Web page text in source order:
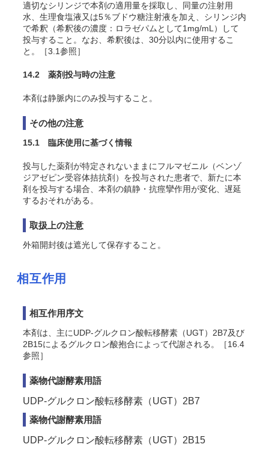
適切なシリンジで本剤の適用量を採取し、同量の注射用
水、生理食塩液又は5％ブドウ糖注射液を加え、シリンジ内
で希釈（希釈後の濃度：ロラゼパムとして1mg/mL）して
投与すること。なお、希釈後は、30分以内に使用するこ
と。［3.1参照］
14.2 薬剤投与時の注意
本剤は静脈内にのみ投与すること。
その他の注意
15.1 臨床使用に基づく情報
投与した薬剤が特定されないままにフルマゼニル（ベンゾ
ジアゼピン受容体拮抗剤）を投与された患者で、新たに本
剤を投与する場合、本剤の鎮静・抗痙攣作用が変化、遅延
するおそれがある。
取扱上の注意
外箱開封後は遮光して保存すること。
相互作用
相互作用序文
本剤は、主にUDP-グルクロン酸転移酵素（UGT）2B7及び
2B15によるグルクロン酸抱合によって代謝される。［16.4
参照］
薬物代謝酵素用語
UDP-グルクロン酸転移酵素（UGT）2B7
薬物代謝酵素用語
UDP-グルクロン酸転移酵素（UGT）2B15